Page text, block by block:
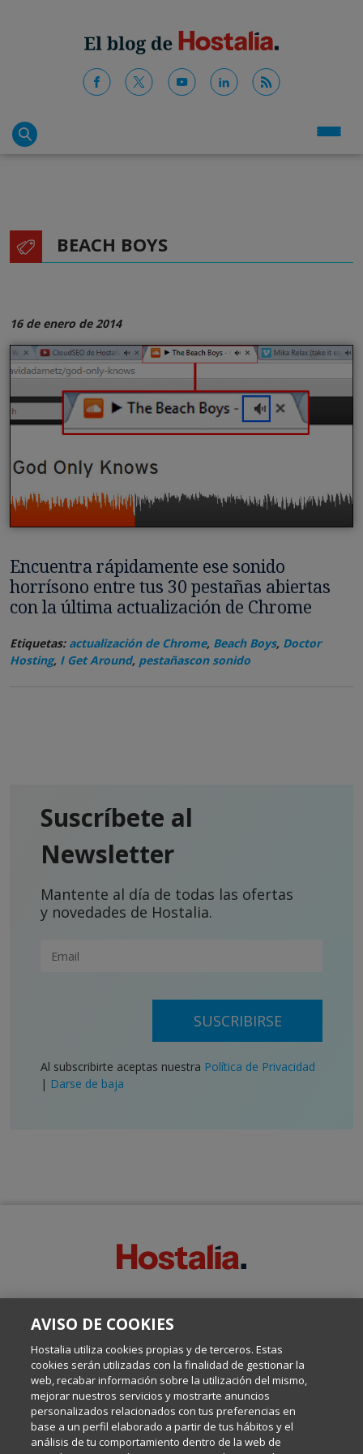
BEACH BOYS
16 de enero de 2014
Encuentra rápidamente ese sonido
horrísono entre tus 30 pestañas abiertas
con la última actualización de Chrome
Etiquetas: actualización de Chrome, Beach Boys, Doctor
Hosting, I Get Around, pestañascon sonido
Suscríbete al
Newsletter
Mantente al día de todas las ofertas
y novedades de Hostalia.
SUSCRIBIRSE
Al subscribirte aceptas nuestra Política de Privacidad
| Darse de baja
Escrito por el equipo de Comunicación de Hostalia, dirigido por
Internet y Tecnología.
Política de privacidad
AVISO DE COOKIES
Hostalia utiliza cookies propias y de terceros. Estas
cookies serán utilizadas con la finalidad de gestionar la
web, recabar información sobre la utilización del mismo,
mejorar nuestros servicios y mostrarte anuncios
personalizados relacionados con tus preferencias en
base a un perfil elaborado a partir de tus hábitos y el
análisis de tu comportamiento dentro de la web de